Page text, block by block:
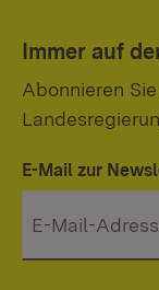
Immer auf
Abonnieren
E-Mail zur